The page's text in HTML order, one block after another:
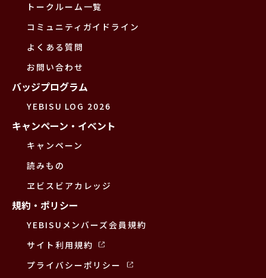
トークルーム一覧
コミュニティガイドライン
よくある質問
お問い合わせ
バッジプログラム
YEBISU LOG 2026
キャンペーン・イベント
キャンペーン
読みもの
ヱビスビアカレッジ
規約・ポリシー
YEBISUメンバーズ会員規約
サイト利用規約
プライバシーポリシー